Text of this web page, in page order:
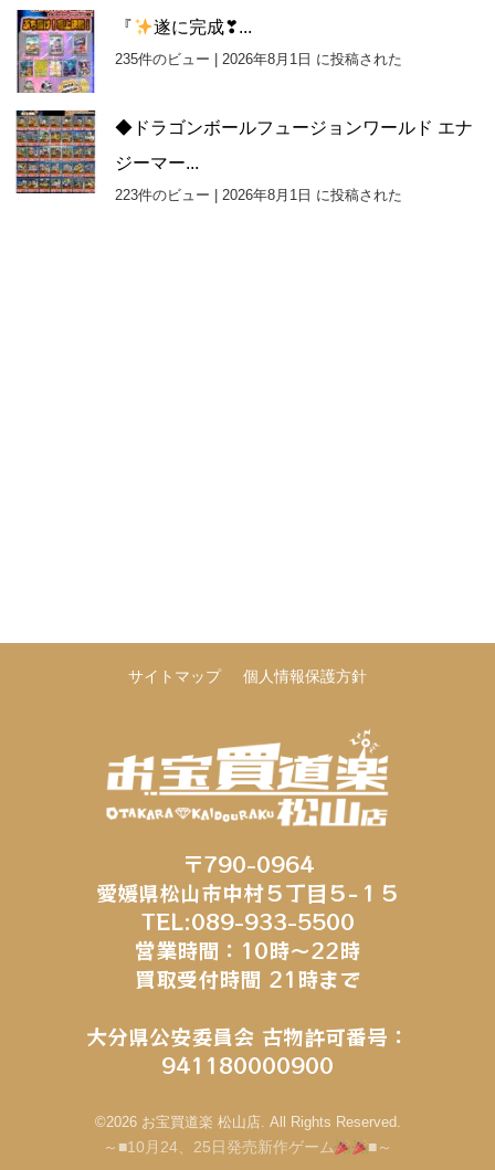
『 遂に完成❣...
235件のビュー |2026年8月1日 に投稿された
◆ドラゴンボールフュージョンワールド エナ
ジーマー...
223件のビュー |2026年8月1日 に投稿された
サイトマップ 個人情報保護方針
〒790-0964
愛媛県松山市中村５丁目５−１５
TEL:089-933-5500
営業時間：10時～22時
買取受付時間 21時まで
大分県公安委員会 古物許可番号：
941180000900
©2026 お宝買道楽 松山店. All Rights Reserved.
～■10月24、25日発売新作ゲーム
■～